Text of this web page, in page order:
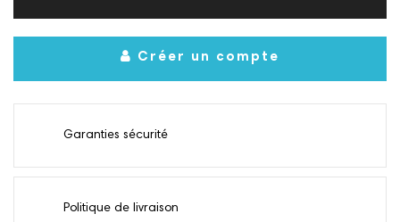
Créer un compte
Garanties sécurité
Politique de livraison